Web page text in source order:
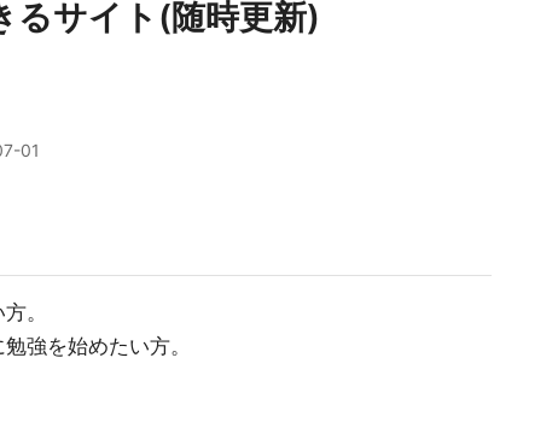
るサイト(随時更新)
01
。
強を始めたい方。